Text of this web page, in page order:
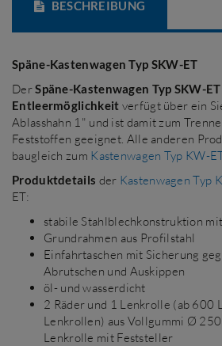
BESCHREIBUNG
Späne-Kastenwagen Typ SKW-ET
DerSpäne-Kastenwagen Typ SKW-ET
Entleermöglichkeit verfügt über ein
Ablasshahn 1" und ist damit zum
Feststoffen geeignet. Alle anderen
baugleich zum Kastenwagen Typ KW-
Produktdetails der Kastenwagen Typ
ET:
stabile Stahlblechkonstruktion
Grundrahmen aus Profilstahl
Einfahrtaschen mit Sicherung
Abrutschen und Auskippen
öl- und wasserdicht
2 Räder und 1 Lenkrolle (ab 600
Lenkrollen) aus Vollgummi Ø 250
Lenkrolle mit Feststeller